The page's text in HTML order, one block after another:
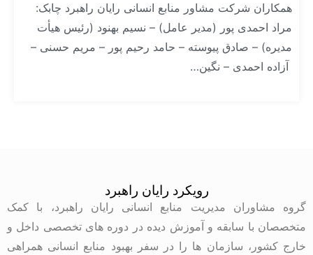
همکاران شرکت مشاور منابع انسانی رایان راهبرد چابک:
مراد احمدی پور (مدیر عامل) – نسیم بهنود (رئیس هیأت
مدیره) – صادق پیوسته – حامد رحیم پور – مریم حسنی –
آزاده احمدی – نگین…
رویکرد رایان راهبرد
گروه مشاوران مدیریت منابع انسانی رایان راهبرد، با کمک
متخصصان با سابقه و آموزش دیده در دوره های تخصصی داخل و
خارج کشور، سازمان ها را در سفر بهبود منابع انسانی همراهی